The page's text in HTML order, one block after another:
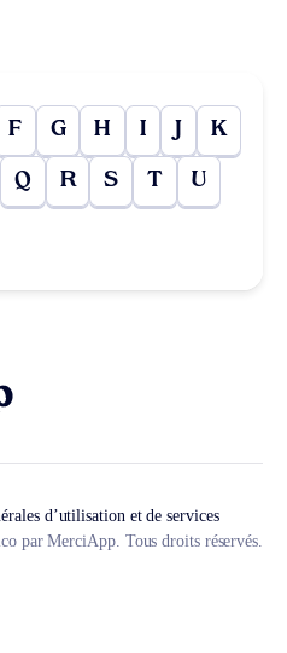
F G H I J K
Q R S T U
d’utilisation et de services
par MerciApp. Tous droits réservés.